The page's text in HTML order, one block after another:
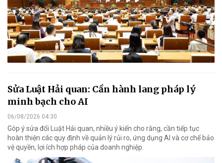
Sửa Luật Hải quan: Cần hành lang pháp lý
minh bạch cho AI
06/08/2026 04:30
Góp ý sửa đổi Luật Hải quan, nhiều ý kiến cho rằng, cần tiếp tục
hoàn thiện các quy định về quản lý rủi ro, ứng dụng AI và cơ chế bảo
vệ quyền, lợi ích hợp pháp của doanh nghiệp.